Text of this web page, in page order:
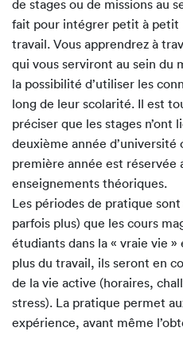
de stages ou de missions au
fait pour intégrer petit à petit
travail. Vous apprendrez à
qui vous serviront au sein du
la possibilité d’utiliser les
long de leur scolarité. Il est
préciser que les stages n’ont
deuxième année d’université
première année est réservée
enseignements théoriques.
Les périodes de pratique
parfois plus) que les cours
étudiants dans la « vraie vie
plus du travail, ils seront en
de la vie active (horaires,
stress). La pratique permet
expérience, avant même